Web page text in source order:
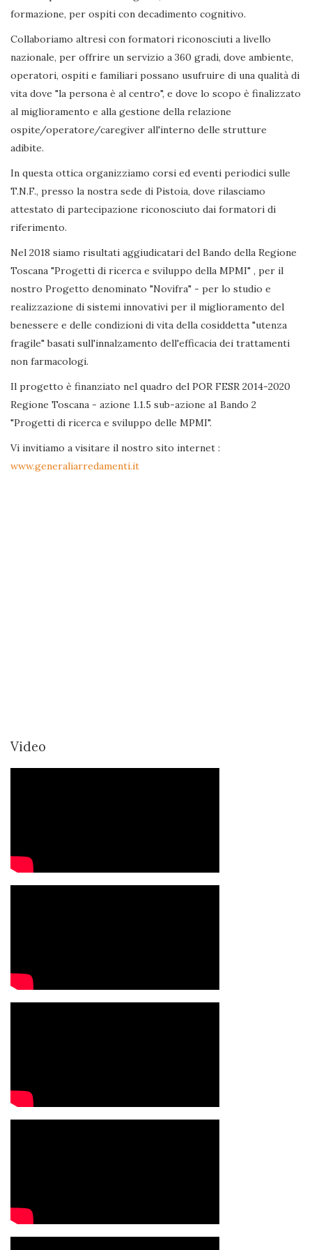
formazione, per ospiti con decadimento cognitivo.
Collaboriamo altresì con formatori riconosciuti a livello
nazionale, per offrire un servizio a 360 gradi, dove ambiente,
operatori, ospiti e familiari possano usufruire di una qualità di
vita dove "la persona è al centro", e dove lo scopo è finalizzato
al miglioramento e alla gestione della relazione
ospite/operatore/caregiver all'interno delle strutture
adibite.
In questa ottica organizziamo corsi ed eventi periodici sulle
T.N.F., presso la nostra sede di Pistoia, dove rilasciamo
attestato di partecipazione riconosciuto dai formatori di
riferimento.
Nel 2018 siamo risultati aggiudicatari del Bando della Regione
Toscana "Progetti di ricerca e sviluppo della MPMI" , per il
nostro Progetto denominato "Novifra" - per lo studio e
realizzazione di sistemi innovativi per il miglioramento del
benessere e delle condizioni di vita della cosiddetta "utenza
fragile" basati sull'innalzamento dell'efficacia dei trattamenti
non farmacologi.
Il progetto è finanziato nel quadro del POR FESR 2014-2020
Regione Toscana - azione 1.1.5 sub-azione a1 Bando 2
"Progetti di ricerca e sviluppo delle MPMI".
Vi invitiamo a visitare il nostro sito internet :
www.generaliarredamenti.it
Video